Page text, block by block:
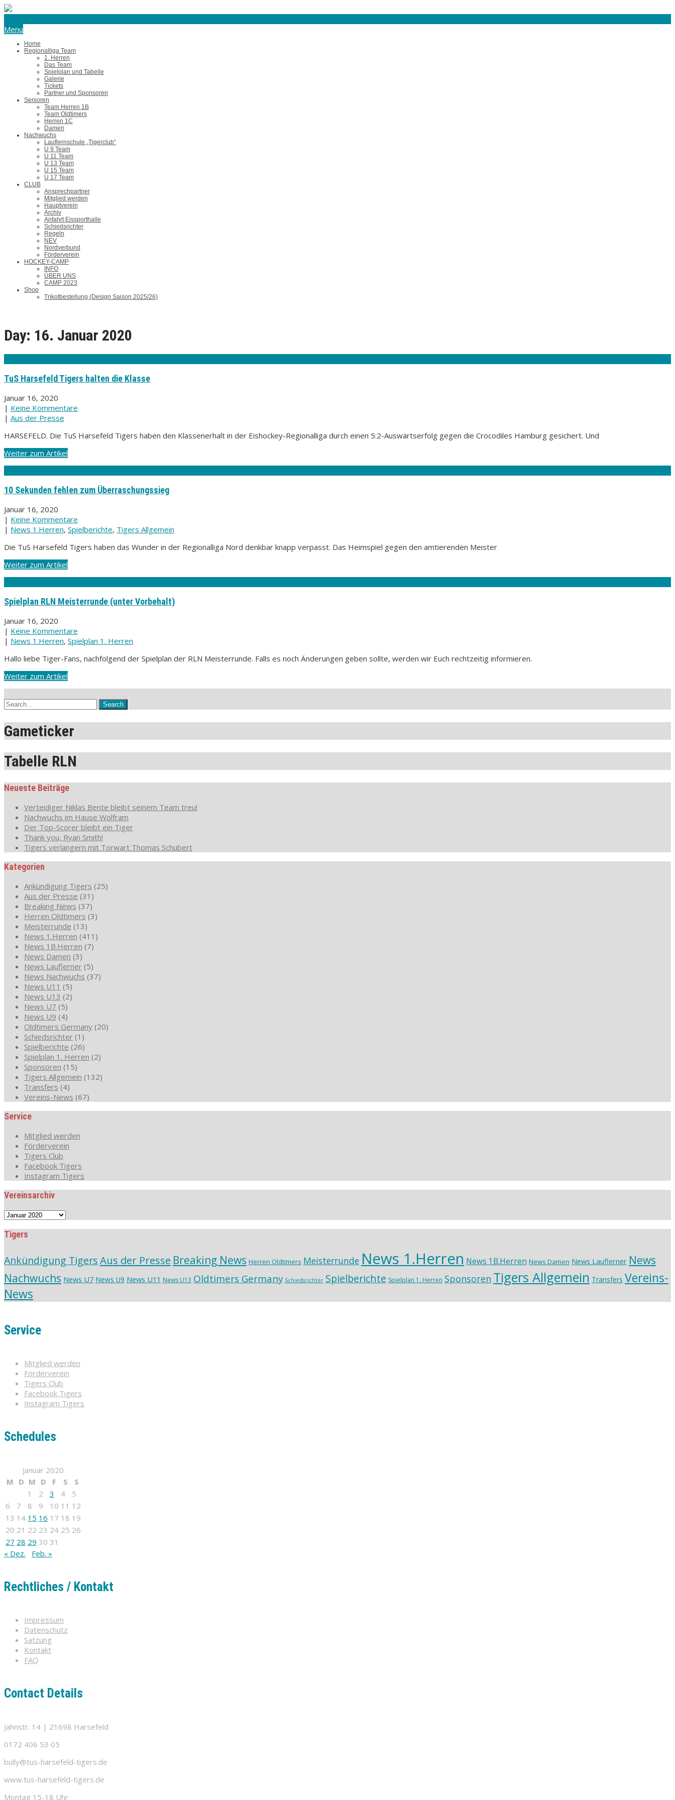
Menu
Home
Regionalliga Team
1. Herren
Das Team
Spielplan und Tabelle
Galerie
Tickets
Partner und Sponsoren
Senioren
Team Herren 1B
Team Oldtimers
Herren 1C
Damen
Nachwuchs
Lauflernschule „Tigerclub“
U 9 Team
U 11 Team
U 13 Team
U 15 Team
U 17 Team
CLUB
Ansprechpartner
Mitglied werden
Hauptverein
Archiv
Anfahrt Eissporthalle
Schiedsrichter
Regeln
NEV
Nordverbund
Förderverein
HOCKEY-CAMP
INFO
ÜBER UNS
CAMP 2023
Shop
Trikotbestellung (Design Saison 2025/26)
Day: 16. Januar 2020
TuS Harsefeld Tigers halten die Klasse
Januar 16, 2020
| Keine Kommentare
| Aus der Presse
HARSEFELD. Die TuS Harsefeld Tigers haben den Klassenerhalt in der Eishockey-Regionalliga durch einen 5:2-Auswärtserfolg gegen die Crocodiles Hamburg gesichert. Und
Weiter zum Artikel
10 Sekunden fehlen zum Überraschungssieg
Januar 16, 2020
| Keine Kommentare
| News 1.Herren, Spielberichte, Tigers Allgemein
Die TuS Harsefeld Tigers haben das Wunder in der Regionalliga Nord denkbar knapp verpasst. Das Heimspiel gegen den amtierenden Meister
Weiter zum Artikel
Spielplan RLN Meisterrunde (unter Vorbehalt)
Januar 16, 2020
| Keine Kommentare
| News 1.Herren, Spielplan 1. Herren
Hallo liebe Tiger-Fans, nachfolgend der Spielplan der RLN Meisterrunde. Falls es noch Änderungen geben sollte, werden wir Euch rechtzeitig informieren.
Weiter zum Artikel
Gameticker
Tabelle RLN
Neueste Beiträge
Verteidiger Niklas Bente bleibt seinem Team treu!
Nachwuchs im Hause Wolfram
Der Top-Scorer bleibt ein Tiger
Thank you, Ryan Smith!
Tigers verlängern mit Torwart Thomas Schubert
Kategorien
Ankündigung Tigers (25)
Aus der Presse (31)
Breaking News (37)
Herren Oldtimers (3)
Meisterrunde (13)
News 1.Herren (411)
News 1B.Herren (7)
News Damen (3)
News Lauflerner (5)
News Nachwuchs (37)
News U11 (5)
News U13 (2)
News U7 (5)
News U9 (4)
Oldtimers Germany (20)
Schiedsrichter (1)
Spielberichte (26)
Spielplan 1. Herren (2)
Sponsoren (15)
Tigers Allgemein (132)
Transfers (4)
Vereins-News (67)
Service
Mitglied werden
Förderverein
Tigers Club
Facebook Tigers
Instagram Tigers
Vereinsarchiv
Vereinsarchiv
Tigers
Ankündigung TigersAus der Presse Breaking News Herren Oldtimers Meisterrunde News 1.Herren News 1B.Herren News Damen News Lauflerner News
Nachwuchs News U7 News U9 News U11 News U13 Oldtimers Germany Schiedsrichter Spielberichte Spielplan 1. Herren Sponsoren Tigers Allgemein Transfers Vereins-
News
Service
Mitglied werden
Förderverein
Tigers Club
Facebook Tigers
Instagram Tigers
Schedules
Januar 2020
M D M D F S
S
1
2 3 4
5
6
7 8 9 10 11 12
13 14 15 16 17 18 19
20 21 22 23 24 25 26
27 28 29 30 31
« Dez.
Feb. »
Rechtliches / Kontakt
Impressum
Datenschutz
Satzung
Kontakt
FAQ
Contact Details
Jahnstr. 14 | 21698 Harsefeld
0172 406 53 05
bully@tus-harsefeld-tigers.de
www.tus-harsefeld-tigers.de
Montag 15-18 Uhr